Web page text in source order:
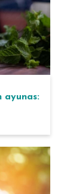
ayunas: